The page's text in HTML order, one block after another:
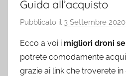
Guida all’acquisto
Pubblicato il 3 Settembre 2020
Ecco a voi i migliori droni
potrete comodamente
grazie ai link che troverete